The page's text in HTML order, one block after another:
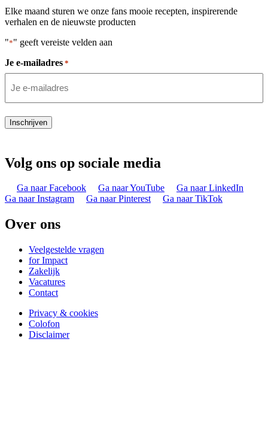
Elke maand sturen we onze fans mooie recepten, inspirerende
verhalen en de nieuwste producten
"*" geeft vereiste velden aan
Je e-mailadres *
Inschrijven
Volg ons op sociale media
Ga naar Facebook Ga naar YouTube
Ga naar LinkedIn
Ga naar Instagram
Ga naar Pinterest Ga naar TikTok
Over ons
Veelgestelde vragen
for Impact
Zakelijk
Vacatures
Contact
Privacy & cookies
Colofon
Disclaimer